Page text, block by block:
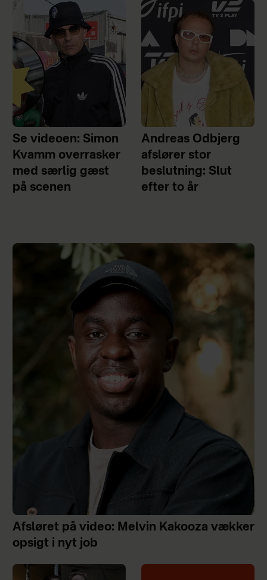
Se videoen: Simon
Kvamm overrasker
med særlig gæst
på scenen
Andreas Odbjerg
afslører stor
beslutning: Slut
efter to år
Afsløret på video: Melvin Kakooza vækker
opsigt i nyt job